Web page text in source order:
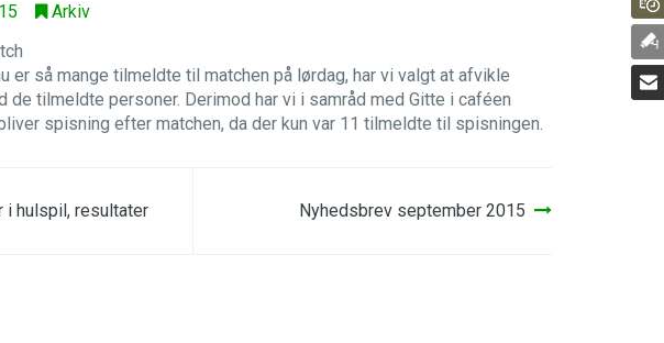
Arkiv
er så mange tilmeldte til matchen på lørdag, har vi valgt at afvikle
de tilmeldte personer. Derimod har vi i samråd med Gitte i caféen
spisning efter matchen, da der kun var 11 tilmeldte til spisningen.
i hulspil, resultater Nyhedsbrev september 2015